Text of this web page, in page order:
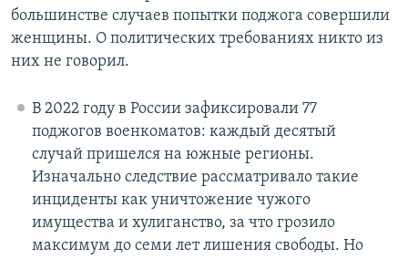
большинстве случаев попытки поджога совершили
женщины. О политических требованиях никто из
них не говорил.
В 2022 году в России зафиксировали 77
поджогов военкоматов: каждый десятый
случай пришелся на южные регионы.
Изначально следствие рассматривало такие
инциденты как уничтожение чужого
имущества и хулиганство, за что грозило
максимум до семи лет лишения свободы. Но